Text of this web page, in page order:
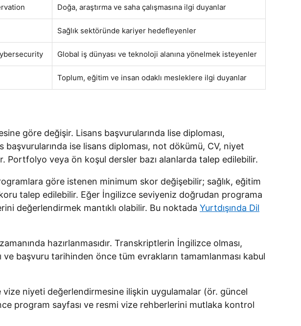
Doğa, araştırma ve saha çalışmasına ilgi duyanlar
Sağlık sektöründe kariyer hedefleyenler
Global iş dünyası ve teknoloji alanına yönelmek isteyenler
Toplum, eğitim ve insan odaklı mesleklere ilgi duyanlar
göre değişir. Lisans başvurularında lise diploması,
ise lisans diploması, not dökümü, CV, niyet
veya ön koşul dersler bazı alanlarda talep edilebilir.
göre istenen minimum skor değişebilir; sağlık, eğitim
talep edilebilir. Eğer İngilizce seviyeniz doğrudan programa
değerlendirmek mantıklı olabilir. Bu noktada Yurtdışında Dil
hazırlanmasıdır. Transkriptlerin İngilizce olması,
başvuru tarihinden önce tüm evrakların tamamlanması kabul
niyeti değerlendirmesine ilişkin uygulamalar (ör. güncel
program sayfası ve resmi vize rehberlerini mutlaka kontrol